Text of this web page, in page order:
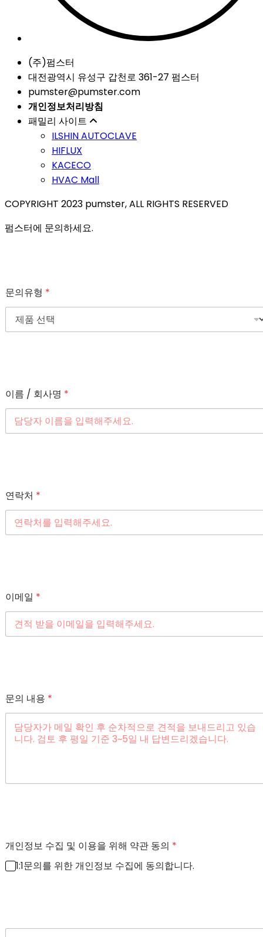
(주)펌스터
대전광역시 유성구 갑천로 361-27 펌스터
pumster@pumster.com
개인정보처리방침
패밀리 사이트
ILSHIN AUTOCLAVE
HIFLUX
KACECO
HVAC Mall
COPYRIGHT 2023 pumster, ALL RIGHTS RESERVED
펌스터에 문의하세요.
문의유형 *
이름 / 회사명 *
연락처 *
이메일 *
문의 내용 *
개인정보 수집 및 이용을 위해 약관 동의 *
1:1문의를 위한 개인정보 수집에 동의합니다.